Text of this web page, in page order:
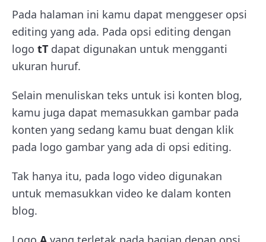
Pada halaman ini kamu dapat menggeser opsi
editing yang ada. Pada opsi editing dengan
logo tT dapat digunakan untuk mengganti
ukuran huruf.
Selain menuliskan teks untuk isi konten blog,
kamu juga dapat memasukkan gambar pada
konten yang sedang kamu buat dengan klik
pada logo gambar yang ada di opsi editing.
Tak hanya itu, pada logo video digunakan
untuk memasukkan video ke dalam konten
blog.